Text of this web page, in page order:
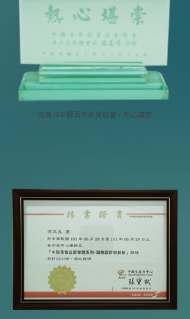
高雄市中國青年創業協會－熱心堪崇